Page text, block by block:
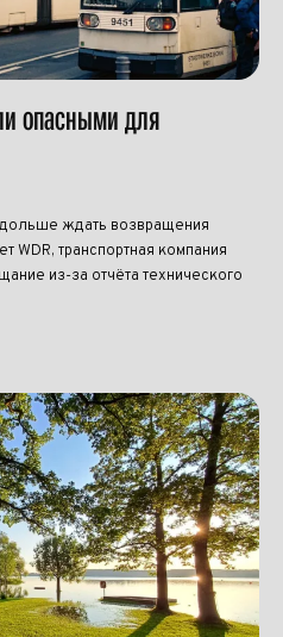
опасными для
ждать возвращения
WDR, транспортная компания
из-за отчёта технического